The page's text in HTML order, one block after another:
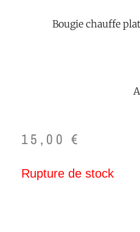
Bougie chauffe
A
15,00€
Rupture de stock